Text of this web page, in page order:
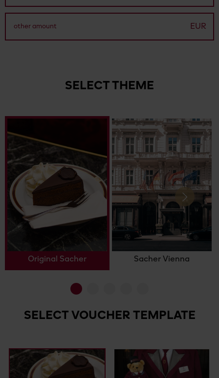
EUR
SELECT THEME
Original Sacher Sacher Vienna
Next
Go to slide 1
SELECT VOUCHER TEMPLATE